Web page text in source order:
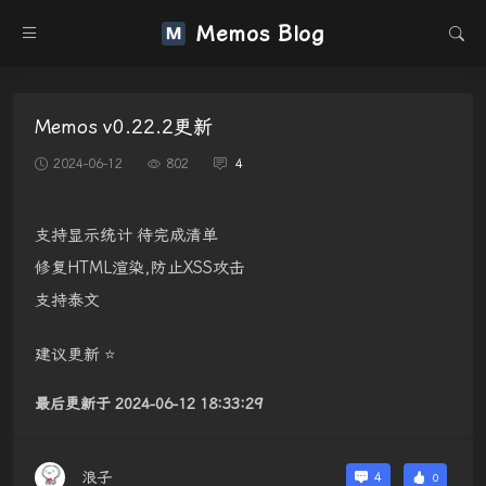
Memos Blog
Memos v0.22.2更新
2024-06-12 802 4
支持显示统计 待完成清单
修复HTML渲染,防止XSS攻击
支持泰文
建议更新 ⭐
最后更新于 2024-06-12 18:33:29
浪子 4 0